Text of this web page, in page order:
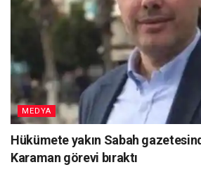
MEDYA
Hükümete yakın Sabah
Karaman görevi bıraktı